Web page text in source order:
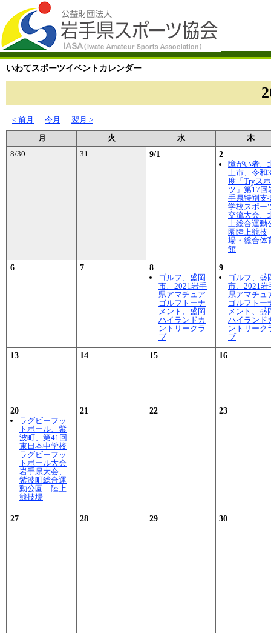
いわてスポーツイベントカレンダー
< 前月 今月
翌月 >
月
火 水
木
8/30
31 9/1 2
障がい者、
上市、令和
度「Tryス
ツ」第17回
手県特別支
学校スポー
交流大会、
上総合運動
園陸上競技
場・総合体
館
6 7 8
ゴルフ、盛岡
市、2021岩手
県アマチュア
ゴルフトーナ
メント、盛岡
ハイランドカ
ントリークラ
ブ
9
ゴルフ、盛
市、2021岩
県アマチュ
ゴルフトー
メント、盛
ハイランド
ントリーク
ブ
13 14 15 16
20
ラグビーフッ
トボール、紫
波町、第41回
東日本中学校
ラグビーフッ
トボール大会
岩手県大会、
紫波町総合運
動公園 陸上
競技場
21 22 23
27 28 29 30